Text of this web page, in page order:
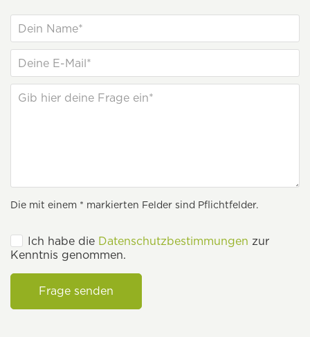
Die mit einem * markierten Felder sind Pflichtfelder.
Ich habe die Datenschutzbestimmungen zur
Kenntnis genommen.
Frage senden